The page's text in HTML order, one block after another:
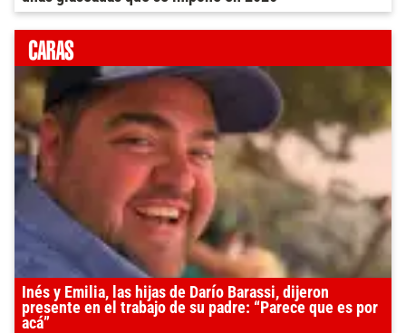
Inés y Emilia, las hijas de Darío Barassi, dijeron
presente en el trabajo de su padre: “Parece que es por
acá”